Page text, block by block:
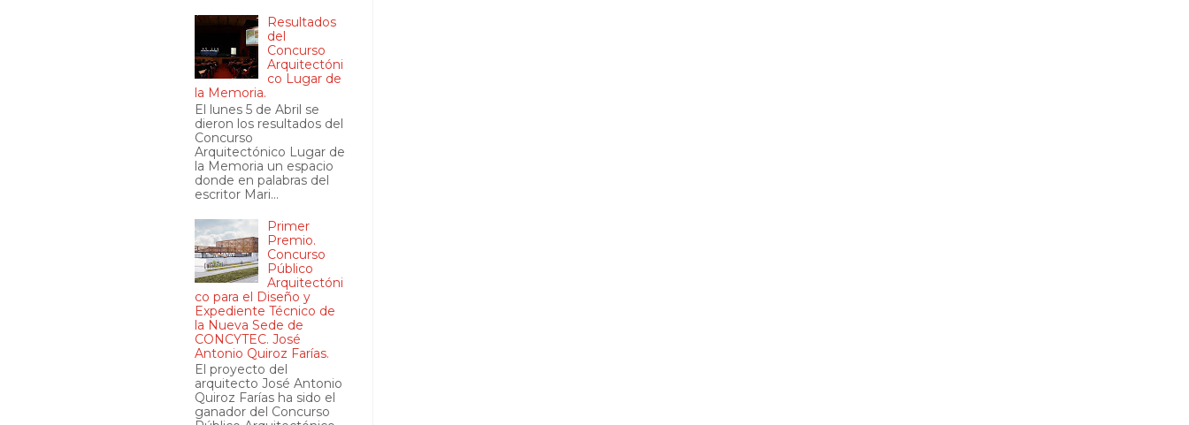
Resultados
del
Concurso
Arquitectóni
co Lugar de
la Memoria.
El lunes 5 de Abril se
dieron los resultados del
Concurso
Arquitectónico Lugar de
la Memoria un espacio
donde en palabras del
escritor Mari...
Primer
Premio.
Concurso
Público
Arquitectóni
co para el Diseño y
Expediente Técnico de
la Nueva Sede de
CONCYTEC. José
Antonio Quiroz Farías.
El proyecto del
arquitecto José Antonio
Quiroz Farías ha sido el
ganador del Concurso